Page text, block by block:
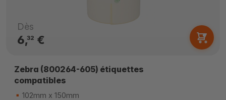
Dès
6,32 €
Zebra (800264-605) étiquettes
compatibles
102mm x 150mm